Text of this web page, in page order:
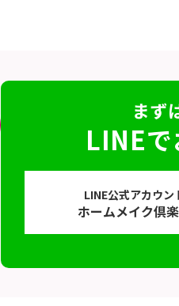
まず
LINE
LINE公式アカウン
ホームメイク倶